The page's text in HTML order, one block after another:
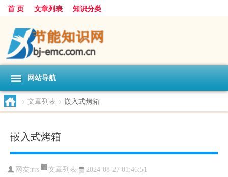
首 页 文章列表 知识分类
网站导航
> 文章列表 > 嵌入式烤箱
嵌入式烤箱
网友:rrs 文章列表 2024-08-27 01:46:51